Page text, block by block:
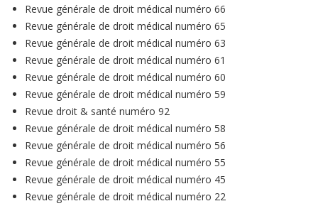
Revue générale de droit médical numéro 66
Revue générale de droit médical numéro 65
Revue générale de droit médical numéro 63
Revue générale de droit médical numéro 61
Revue générale de droit médical numéro 60
Revue générale de droit médical numéro 59
Revue droit & santé numéro 92
Revue générale de droit médical numéro 58
Revue générale de droit médical numéro 56
Revue générale de droit médical numéro 55
Revue générale de droit médical numéro 45
Revue générale de droit médical numéro 22